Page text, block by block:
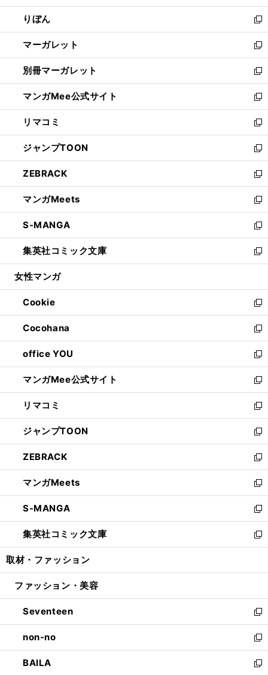
開
く
ウ
で
開
く
ン
ド
ウ
で
開
く
ウ
ィ
ン
ド
ウ
で
開
く
りぼん
新
し
い
ウ
ィ
ン
ド
ウ
で
開
く
マーガレット
新
し
い
ウ
ィ
ン
ド
ウ
で
開
く
別冊マーガレット
新
し
い
ウ
ィ
ン
ド
ウ
で
開
く
マンガMee公式サイト
新
し
い
ウ
ィ
ン
ド
ウ
で
開
く
リマコミ
新
し
い
ウ
ィ
ン
ド
ウ
で
開
く
ジャンプTOON
新
し
い
ウ
ィ
ン
ド
ウ
で
開
ZEBRACK
新
し
い
ウ
ィ
ン
ド
ウ
開
く
マンガMeets
新
し
い
ウ
ィ
ン
ウ
で
開
く
S-MANGA
新
し
い
ウ
ン
ド
ウ
で
開
く
集英社コミック文庫
新
し
ウ
ィ
ン
ド
ウ
で
開
く
女性マンガ
Cookie
新
し
い
ウ
ィ
ン
ド
ウ
で
開
く
Cocohana
新
し
い
ウ
ィ
ン
ド
ウ
で
開
く
office YOU
新
し
い
ウ
ィ
ン
ド
ウ
で
開
く
マンガMee公式サイト
新
し
い
ウ
ィ
ン
ド
ウ
で
開
く
リマコミ
新
し
い
ウ
ィ
ン
ド
ウ
で
開
く
ジャンプTOON
新
し
い
ウ
ィ
ン
ド
ウ
で
開
ZEBRACK
新
し
い
ウ
ィ
ン
ド
ウ
開
マンガMeets
新
し
い
ウ
ィ
ン
ウ
開
く
S-MANGA
新
し
い
ウ
ン
ウ
で
開
く
集英社コミック文庫
新
し
ウ
ン
ド
ウ
で
開
く
取材・ファッション
ファッション・美容
Seventeen
新
し
い
ウ
ィ
non-no
新
し
い
BAILA
新